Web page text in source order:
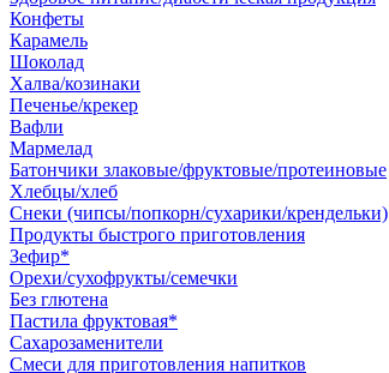
Конфеты
Карамель
Шоколад
Халва/козинаки
Печенье/крекер
Вафли
Мармелад
Батончики злаковые/фруктовые/протеиновые
Хлебцы/хлеб
Снеки (чипсы/попкорн/сухарики/крендельки)
Продукты быстрого приготовления
Зефир*
Орехи/сухофрукты/семечки
Без глютена
Пастила фруктовая*
Сахарозаменители
Смеси для приготовления напитков